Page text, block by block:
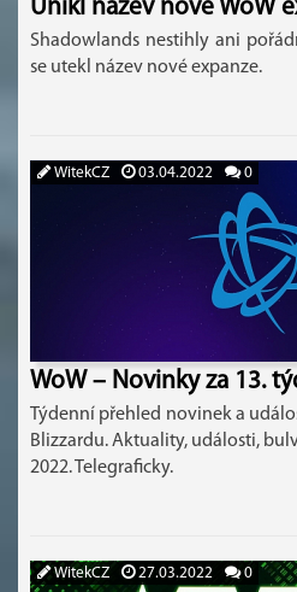
Unikl název nové WoW
Shadowlands nestihly ani
se utekl název nové expanze.
WitekCZ 03.04.2022 0
WoW – Novinky za 13.
Týdenní přehled novinek a
Blizzardu. Aktuality, události,
2022. Telegraficky.
WitekCZ 27.03.2022 0